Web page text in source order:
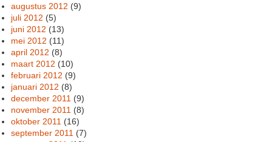
augustus 2012 (9)
juli 2012 (5)
juni 2012 (13)
mei 2012 (11)
april 2012 (8)
maart 2012 (10)
februari 2012 (9)
januari 2012 (8)
december 2011 (9)
november 2011 (8)
oktober 2011 (16)
september 2011 (7)